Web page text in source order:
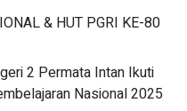
& HUT PGRI KE-80
2 Permata Intan Ikuti
Nasional 2025